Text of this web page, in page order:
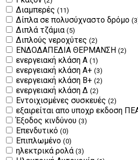
Διαμπερές (11)
Δίπλα σε πολυσύχναστο δρόμο
Διπλά τζάμια (5)
Διπλούς νεροχύτες (2)
ΕΝΔΟΔΑΠΕΔΙΑ ΘΕΡΜΑΝΣΗ (2)
ενεργειακή κλάση Α (1)
ενεργειακή κλάση Α+ (3)
ενεργειακή κλάση Β+ (2)
ενεργειακή κλάση Δ (2)
Εντοιχισμένες συσκευές (2)
εξαιρείται απο υποχρ εκδοση
Έξοδος κινδύνου (3)
Επενδυτικό (0)
Επιπλωμένο (0)
ηλεκτρικά ρολά (3)